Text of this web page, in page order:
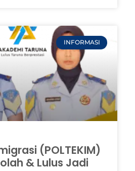
INFORMASI
(POLTEKIM)
& Lulus Jadi